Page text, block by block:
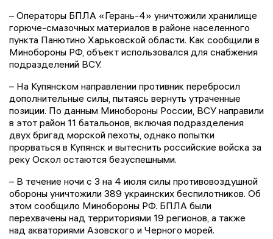
– Операторы БПЛА «Герань-4» уничтожили хранилище
горюче-смазочных материалов в районе населенного
пункта Панютино Харьковской области. Как сообщили в
Минобороны РФ, объект использовался для снабжения
подразделений ВСУ.
– На Купянском направлении противник перебросил
дополнительные силы, пытаясь вернуть утраченные
позиции. По данным Минобороны России, ВСУ направили
в этот район 11 батальонов, включая подразделения
двух бригад морской пехоты, однако попытки
прорваться в Купянск и вытеснить российские войска за
реку Оскол остаются безуспешными.
– В течение ночи с 3 на 4 июля силы противовоздушной
обороны уничтожили 389 украинских беспилотников. Об
этом сообщило Минобороны РФ. БПЛА были
перехвачены над территориями 19 регионов, а также
над акваториями Азовского и Черного морей.